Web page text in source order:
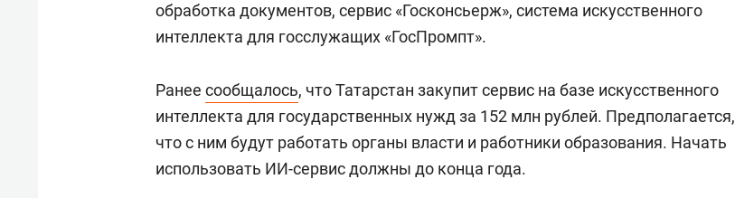
обработка документов, сервис «Госконсьерж», система искусственного
интеллекта для госслужащих «ГосПромпт».
Ранее сообщалось, что Татарстан закупит сервис на базе искусственного
интеллекта для государственных нужд за 152 млн рублей. Предполагается,
что с ним будут работать органы власти и работники образования. Начать
использовать ИИ-сервис должны до конца года.